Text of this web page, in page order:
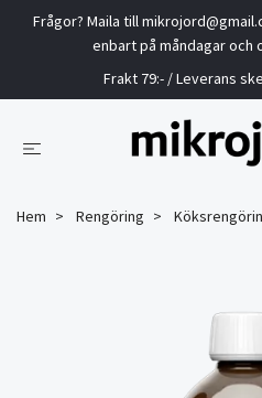
Frågor? Maila till
enbart på måndagar och
Frakt 79:- / Leverans
Hem Rengöring